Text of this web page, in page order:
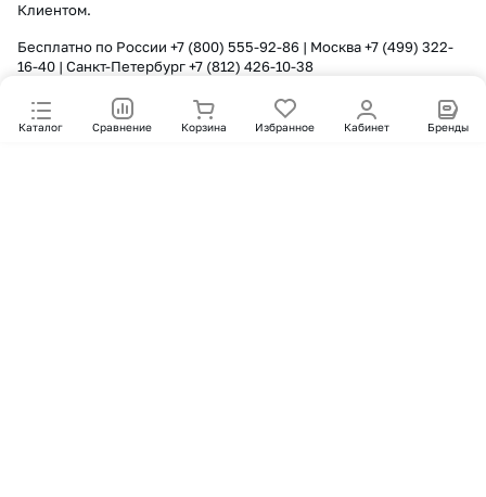
Каталог Сравнение Корзина Избранное Кабинет Бренды
Клиентом.
Бесплатно по России +7 (800) 555-92-86 | Москва+7 (499) 322-
16-40 | Санкт-Петербург+7 (812) 426-10-38